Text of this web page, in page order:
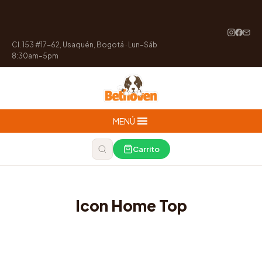
Cl. 153 #17-62, Usaquén, Bogotá · Lun–Sáb
8:30am–5pm
MENÚ
Carrito
Icon Home Top